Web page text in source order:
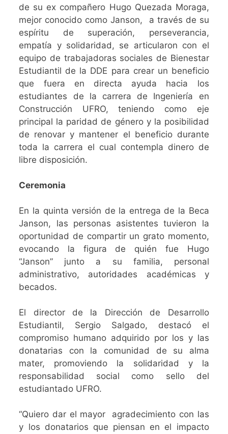
de su ex compañero Hugo Quezada Moraga,
mejor conocido como Janson, a través de su
espíritu de superación, perseverancia,
empatía y solidaridad, se articularon con el
equipo de trabajadoras sociales de Bienestar
Estudiantil de la DDE para crear un beneficio
que fuera en directa ayuda hacia los
estudiantes de la carrera de Ingeniería en
Construcción UFRO, teniendo como eje
principal la paridad de género y la posibilidad
de renovar y mantener el beneficio durante
toda la carrera el cual contempla dinero de
libre disposición.
Ceremonia
En la quinta versión de la entrega de la Beca
Janson, las personas asistentes tuvieron la
oportunidad de compartir un grato momento,
evocando la figura de quién fue Hugo
“Janson” junto a su familia, personal
administrativo, autoridades académicas y
becados.
El director de la Dirección de Desarrollo
Estudiantil, Sergio Salgado, destacó el
compromiso humano adquirido por los y las
donatarias con la comunidad de su alma
mater, promoviendo la solidaridad y la
responsabilidad social como sello del
estudiantado UFRO.
“Quiero dar el mayor
agradecimiento con las
y los donatarios que piensan en el impacto